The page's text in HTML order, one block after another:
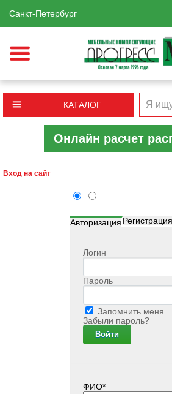
Санкт-Петербург
КАТАЛОГ
Онлайн расчет
Вход на сайт
Авторизация Регистрация
Логин
Пароль
Запомнить меня
Забыли пароль?
ФИО*